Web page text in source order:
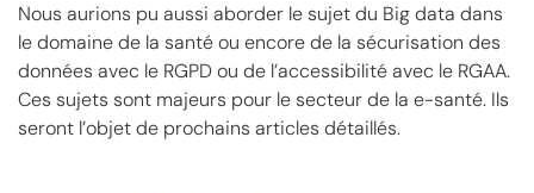
Nous aurions pu aussi aborder le sujet du Big data dans
le domaine de la santé ou encore de la sécurisation des
données avec le RGPD ou de l’accessibilité avec le RGAA.
Ces sujets sont majeurs pour le secteur de la e-santé. Ils
seront l’objet de prochains articles détaillés.